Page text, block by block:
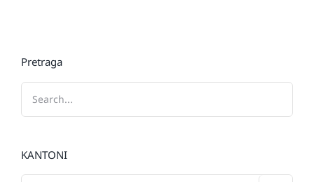
Pretraga
KANTONI